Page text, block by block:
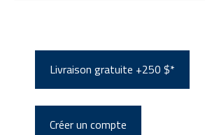
Livraison gratuite +250 $*
Créer un compte